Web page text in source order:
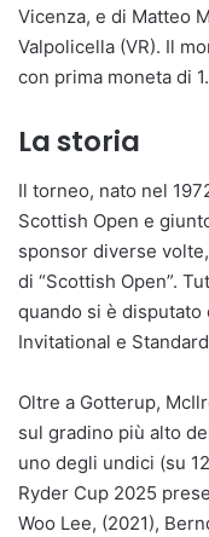
Vicenza, e di Matteo
Valpolicella (VR). Il
con prima moneta di
La storia
Il torneo, nato nel
Scottish Open e
sponsor diverse
di “Scottish Open”.
quando si è disputato
Invitational e
Oltre a Gotterup,
sul gradino più alto
uno degli undici (su
Ryder Cup 2025
Woo Lee, (2021),